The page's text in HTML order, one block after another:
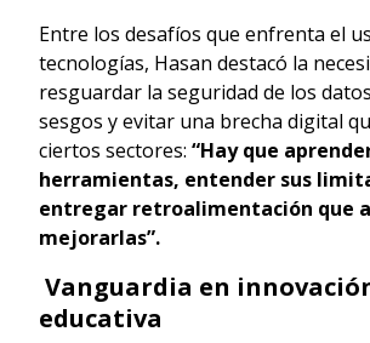
Entre los desafíos que enfrenta el
tecnologías, Hasan destacó la
resguardar la seguridad de los
sesgos y evitar una brecha digital
ciertos sectores: “Hay que
herramientas, entender sus
entregar retroalimentación que
mejorarlas”.
Vanguardia en
educativa